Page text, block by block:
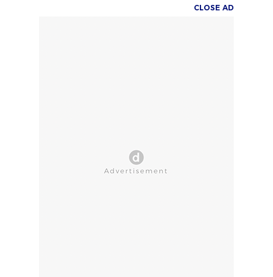
CLOSE AD